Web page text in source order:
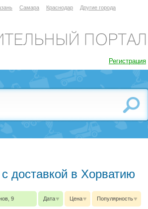
Самара Краснодар Другие города
Регистрация
доставкой в Хорватию
9 Дата Цена Популярность